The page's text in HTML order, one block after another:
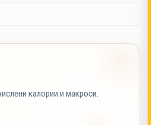
калории и макроси.